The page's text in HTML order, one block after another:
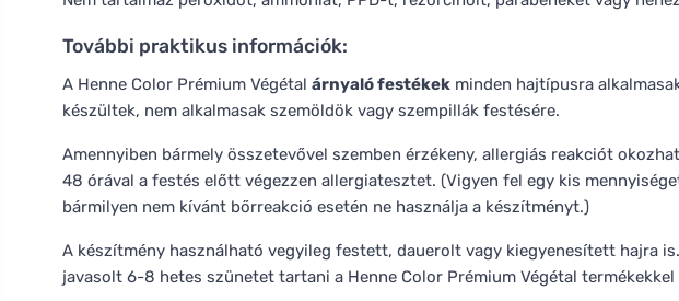
További praktikus információk:
A Henne Color Prémium Végétal árnyaló festékek minden hajtípusra
készültek, nem alkalmasak szemöldök vagy szempillák festésére.
Amennyiben bármely összetevővel szemben érzékeny, allergiás reakciót
48 órával a festés előtt végezzen allergiatesztet. (Vigyen fel egy kis
bármilyen nem kívánt bőrreakció esetén ne használja a készítményt.)
A készítmény használható vegyileg festett, dauerolt vagy kiegyenesített hajra
javasolt 6-8 hetes szünetet tartani a Henne Color Prémium Végétal